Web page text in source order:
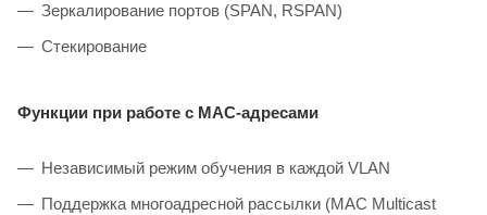
Зеркалирование портов (SPAN, RSPAN)
Стекирование
Функции при работе с МAC-адресами
Независимый режим обучения в каждой VLAN
Поддержка многоадресной рассылки (MAC Multicast